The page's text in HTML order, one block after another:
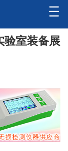
验室装备展